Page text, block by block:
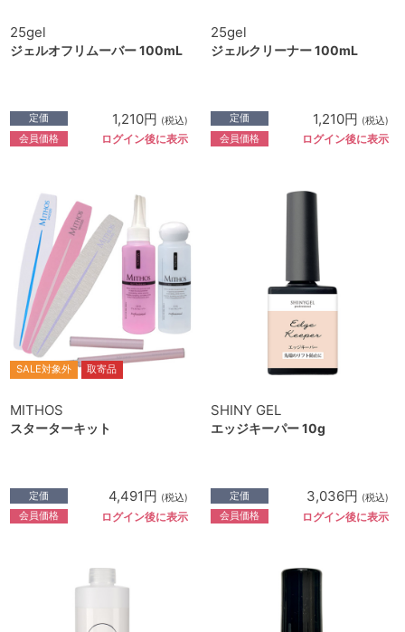
25gel
ジェルオフリムーバー 100mL
定価 1,210円 (税込)
会員価格 ログイン後に表示
25gel
ジェルクリーナー 100mL
定価 1,210円 (税込)
会員価格 ログイン後に表示
SALE対象外 取寄品
MITHOS
スターターキット
定価 4,491円 (税込)
会員価格 ログイン後に表示
SHINY GEL
エッジキーパー 10g
定価 3,036円 (税込)
会員価格 ログイン後に表示